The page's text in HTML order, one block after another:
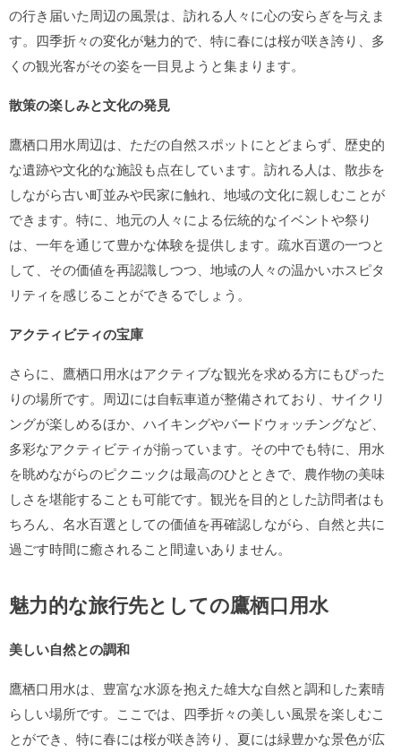
の行き届いた周辺の風景は、訪れる人々に心の安らぎを与えま
す。四季折々の変化が魅力的で、特に春には桜が咲き誇り、多
くの観光客がその姿を一目見ようと集まります。
散策の楽しみと文化の発見
鷹栖口用水周辺は、ただの自然スポットにとどまらず、歴史的
な遺跡や文化的な施設も点在しています。訪れる人は、散歩を
しながら古い町並みや民家に触れ、地域の文化に親しむことが
できます。特に、地元の人々による伝統的なイベントや祭り
は、一年を通じて豊かな体験を提供します。疏水百選の一つと
して、その価値を再認識しつつ、地域の人々の温かいホスピタ
リティを感じることができるでしょう。
アクティビティの宝庫
さらに、鷹栖口用水はアクティブな観光を求める方にもぴった
りの場所です。周辺には自転車道が整備されており、サイクリ
ングが楽しめるほか、ハイキングやバードウォッチングなど、
多彩なアクティビティが揃っています。その中でも特に、用水
を眺めながらのピクニックは最高のひとときで、農作物の美味
しさを堪能することも可能です。観光を目的とした訪問者はも
ちろん、名水百選としての価値を再確認しながら、自然と共に
過ごす時間に癒されること間違いありません。
魅力的な旅行先としての鷹栖口用水
美しい自然との調和
鷹栖口用水は、豊富な水源を抱えた雄大な自然と調和した素晴
らしい場所です。ここでは、四季折々の美しい風景を楽しむこ
とができ、特に春には桜が咲き誇り、夏には緑豊かな景色が広